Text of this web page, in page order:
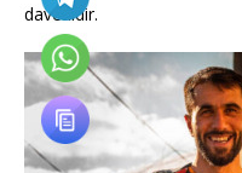
davetlidir.